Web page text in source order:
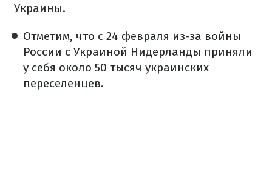
Украины.
Отметим, что с 24 февраля из-за войны
России с Украиной Нидерланды приняли
у себя около 50 тысяч украинских
переселенцев.